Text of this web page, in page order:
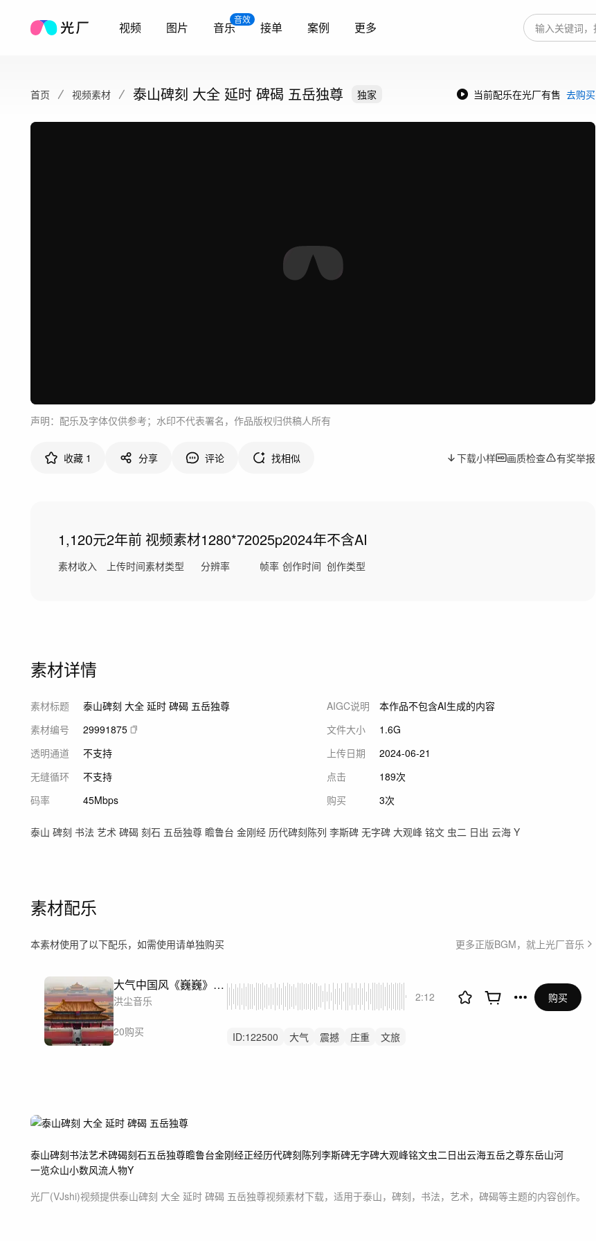
视频 图片
音效
音乐 接单 案例 更多
首页 视频素材 泰山碑刻 大全 延时 碑碣 五岳独尊 独家 当前配乐在光厂有售 去购买
声明：配乐及字体仅供参考；水印不代表署名，作品版权归供稿人所有
收藏 1 分享 评论 找相似 下载小样 画质检查 有奖举报
1,120元
素材收入
2年前
上传时间
视频素材
素材类型
1280*720
分辨率
25p
帧率
2024年
创作时间
不含AI
创作类型
素材详情
素材标题
泰山碑刻 大全 延时 碑碣 五岳独尊
素材编号
29991875
透明通道
不支持
无缝循环
不支持
码率
45Mbps
AIGC说明
本作品不包含AI生成的内容
文件大小
1.6G
上传日期
2024-06-21
点击
189次
购买
3次
泰山 碑刻 书法 艺术 碑碣 刻石 五岳独尊 瞻鲁台 金刚经 历代碑刻陈列 李斯碑 无字碑 大观峰 铭文 虫二 日出 云海 Y
素材配乐
本素材使用了以下配乐，如需使用请单独购买 更多正版BGM，就上光厂音乐
大气中国风《巍巍》-庄重恢弘气派历史
洪尘音乐
20购买
2:12
ID:122500 大气 震撼 庄重
文旅
购买
泰山碑刻书法艺术碑碣刻石五岳独尊瞻鲁台金刚经正经历代碑刻陈列李斯碑无字碑大观峰铭文虫二日出云海五岳之尊东岳山河
一览众山小数风流人物Y
光厂(VJshi)视频提供泰山碑刻 大全 延时 碑碣 五岳独尊视频素材下载，适用于泰山，碑刻，书法，艺术，碑碣等主题的内容创作。